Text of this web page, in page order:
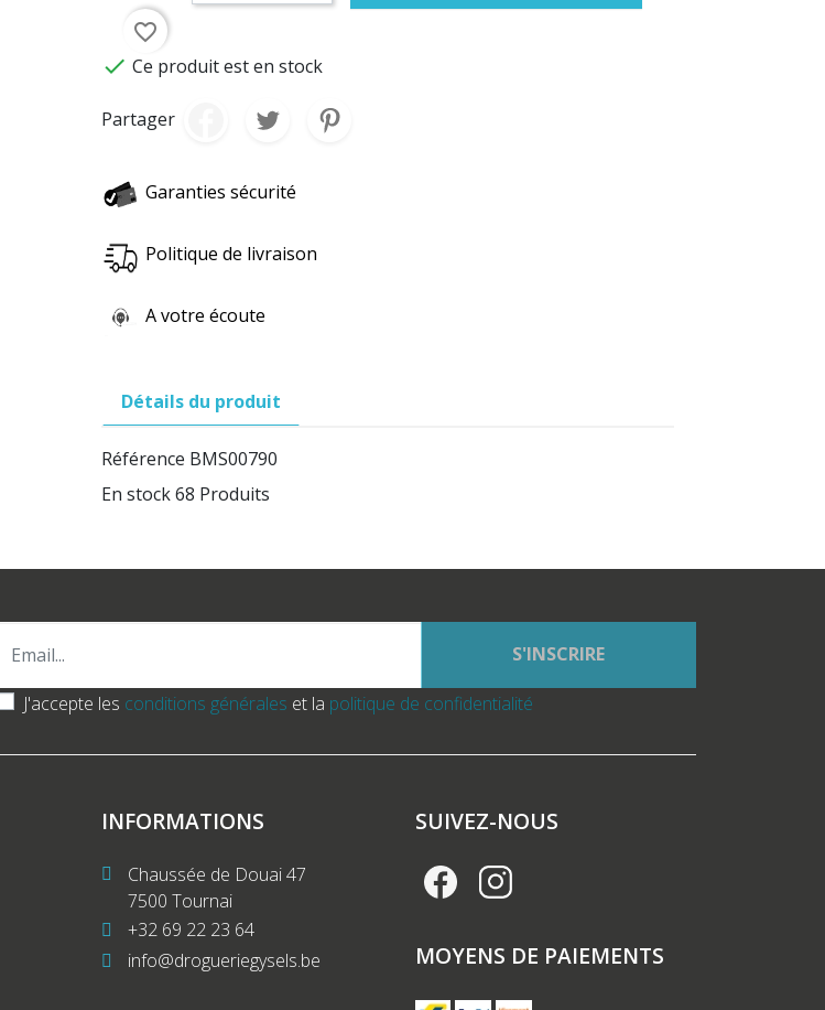
favorite_border
 Ce produit est en stock
Partager
Garanties sécurité
Politique de livraison
A votre écoute
Détails du produit
Référence BMS00790
En stock68 Produits
S'INSCRIRE
J'accepte les conditions générales et la politique de confidentialité
INFORMATIONS
Chaussée de Douai 47
7500 Tournai
+32 69 22 23 64
info@drogueriegysels.be
SUIVEZ-NOUS
MOYENS DE PAIEMENTS